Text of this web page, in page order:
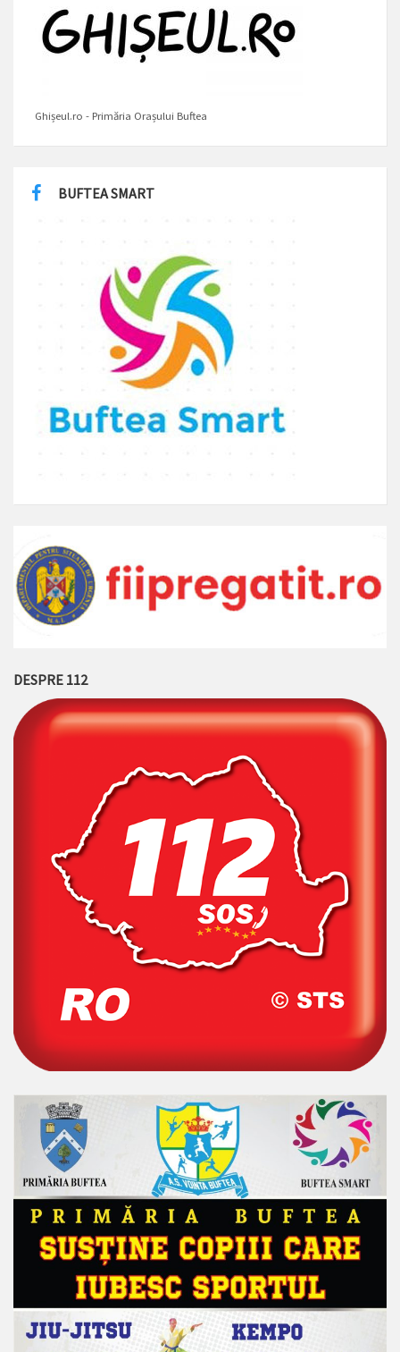
Ghișeul.ro - Primăria Orașului Buftea
BUFTEA SMART
DESPRE 112